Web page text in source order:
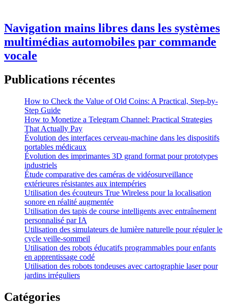
Navigation mains libres dans les systèmes
multimédias automobiles par commande
vocale
Publications récentes
How to Check the Value of Old Coins: A Practical, Step-by-
Step Guide
How to Monetize a Telegram Channel: Practical Strategies
That Actually Pay
Évolution des interfaces cerveau-machine dans les dispositifs
portables médicaux
Évolution des imprimantes 3D grand format pour prototypes
industriels
Étude comparative des caméras de vidéosurveillance
extérieures résistantes aux intempéries
Utilisation des écouteurs True Wireless pour la localisation
sonore en réalité augmentée
Utilisation des tapis de course intelligents avec entraînement
personnalisé par IA
Utilisation des simulateurs de lumière naturelle pour réguler le
cycle veille-sommeil
Utilisation des robots éducatifs programmables pour enfants
en apprentissage codé
Utilisation des robots tondeuses avec cartographie laser pour
jardins irréguliers
Catégories